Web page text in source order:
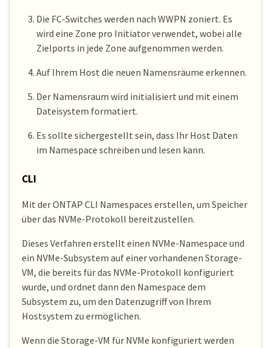
Die FC-Switches werden nach WWPN zoniert. Es
wird eine Zone pro Initiator verwendet, wobei alle
Zielports in jede Zone aufgenommen werden.
Auf Ihrem Host die neuen Namensräume erkennen.
Der Namensraum wird initialisiert und mit einem
Dateisystem formatiert.
Es sollte sichergestellt sein, dass Ihr Host Daten
im Namespace schreiben und lesen kann.
CLI
Mit der ONTAP CLI Namespaces erstellen, um Speicher
über das NVMe-Protokoll bereitzustellen.
Dieses Verfahren erstellt einen NVMe-Namespace und
ein NVMe-Subsystem auf einer vorhandenen Storage-
VM, die bereits für das NVMe-Protokoll konfiguriert
wurde, und ordnet dann den Namespace dem
Subsystem zu, um den Datenzugriff von Ihrem
Hostsystem zu ermöglichen.
Wenn die Storage-VM für NVMe konfiguriert werden